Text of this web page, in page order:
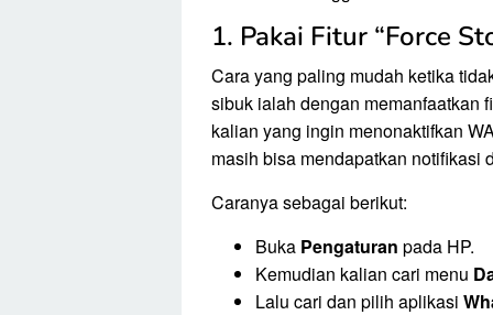
1. Pakai Fitur “Force
Cara yang paling mudah ketika
sibuk ialah dengan memanfaatkan
kalian yang ingin menonaktifkan
masih bisa mendapatkan notifikasi
Caranya sebagai berikut:
Buka Pengaturan pada HP.
Kemudian kalian cari menu
Lalu cari dan pilih aplikasi